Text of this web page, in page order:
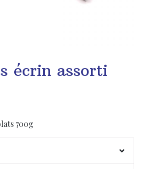
écrin assorti
700g